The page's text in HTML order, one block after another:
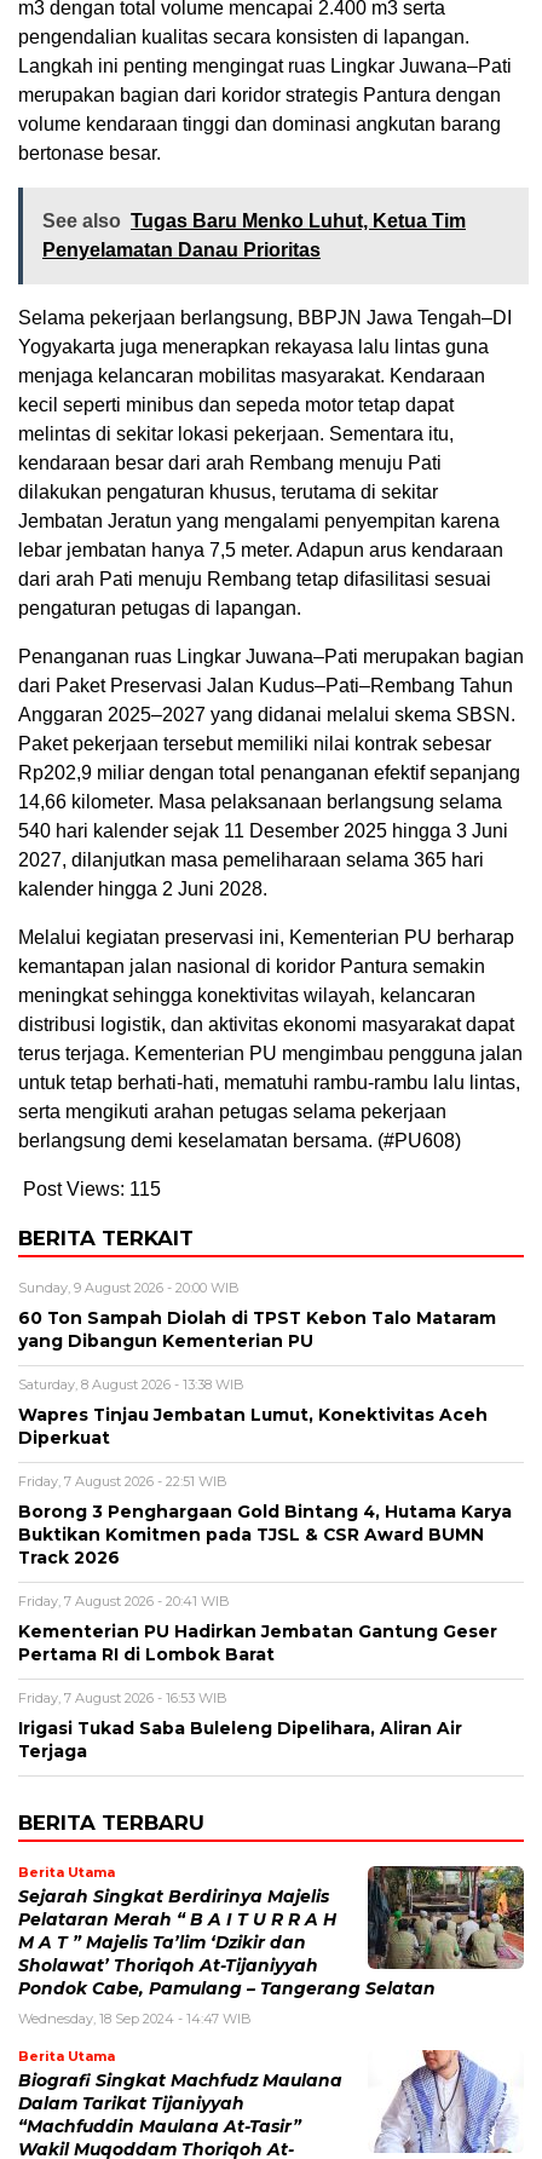
m3 dengan total volume mencapai 2.400 m3 serta
pengendalian kualitas secara konsisten di lapangan.
Langkah ini penting mengingat ruas Lingkar Juwana–Pati
merupakan bagian dari koridor strategis Pantura dengan
volume kendaraan tinggi dan dominasi angkutan barang
bertonase besar.
See also Tugas Baru Menko Luhut, Ketua Tim
Penyelamatan Danau Prioritas
Selama pekerjaan berlangsung, BBPJN Jawa Tengah–DI
Yogyakarta juga menerapkan rekayasa lalu lintas guna
menjaga kelancaran mobilitas masyarakat. Kendaraan
kecil seperti minibus dan sepeda motor tetap dapat
melintas di sekitar lokasi pekerjaan. Sementara itu,
kendaraan besar dari arah Rembang menuju Pati
dilakukan pengaturan khusus, terutama di sekitar
Jembatan Jeratun yang mengalami penyempitan karena
lebar jembatan hanya 7,5 meter. Adapun arus kendaraan
dari arah Pati menuju Rembang tetap difasilitasi sesuai
pengaturan petugas di lapangan.
Penanganan ruas Lingkar Juwana–Pati merupakan bagian
dari Paket Preservasi Jalan Kudus–Pati–Rembang Tahun
Anggaran 2025–2027 yang didanai melalui skema SBSN.
Paket pekerjaan tersebut memiliki nilai kontrak sebesar
Rp202,9 miliar dengan total penanganan efektif sepanjang
14,66 kilometer. Masa pelaksanaan berlangsung selama
540 hari kalender sejak 11 Desember 2025 hingga 3 Juni
2027, dilanjutkan masa pemeliharaan selama 365 hari
kalender hingga 2 Juni 2028.
Melalui kegiatan preservasi ini, Kementerian PU berharap
kemantapan jalan nasional di koridor Pantura semakin
meningkat sehingga konektivitas wilayah, kelancaran
distribusi logistik, dan aktivitas ekonomi masyarakat dapat
terus terjaga. Kementerian PU mengimbau pengguna jalan
untuk tetap berhati-hati, mematuhi rambu-rambu lalu lintas,
serta mengikuti arahan petugas selama pekerjaan
berlangsung demi keselamatan bersama. (#PU608)
Post Views: 115
BERITA TERKAIT
Sunday, 9 August 2026 - 20:00 WIB
60 Ton Sampah Diolah di TPST Kebon Talo Mataram
yang Dibangun Kementerian PU
Saturday, 8 August 2026 - 13:38 WIB
Wapres Tinjau Jembatan Lumut, Konektivitas Aceh
Diperkuat
Friday, 7 August 2026 - 22:51 WIB
Borong 3 Penghargaan Gold Bintang 4, Hutama Karya
Buktikan Komitmen pada TJSL & CSR Award BUMN
Track 2026
Friday, 7 August 2026 - 20:41 WIB
Kementerian PU Hadirkan Jembatan Gantung Geser
Pertama RI di Lombok Barat
Friday, 7 August 2026 - 16:53 WIB
Irigasi Tukad Saba Buleleng Dipelihara, Aliran Air
Terjaga
BERITA TERBARU
Berita Utama
Sejarah Singkat Berdirinya Majelis
Pelataran Merah “ B A I T U R R A H
M A T ” Majelis Ta’lim ‘Dzikir dan
Sholawat’ Thoriqoh At-Tijaniyyah
Pondok Cabe, Pamulang – Tangerang Selatan
Wednesday, 18 Sep 2024 - 14:47 WIB
Berita Utama
Biografi Singkat Machfudz Maulana
Dalam Tarikat Tijaniyyah
“Machfuddin Maulana At-Tasir”
Wakil Muqoddam Thoriqoh At-